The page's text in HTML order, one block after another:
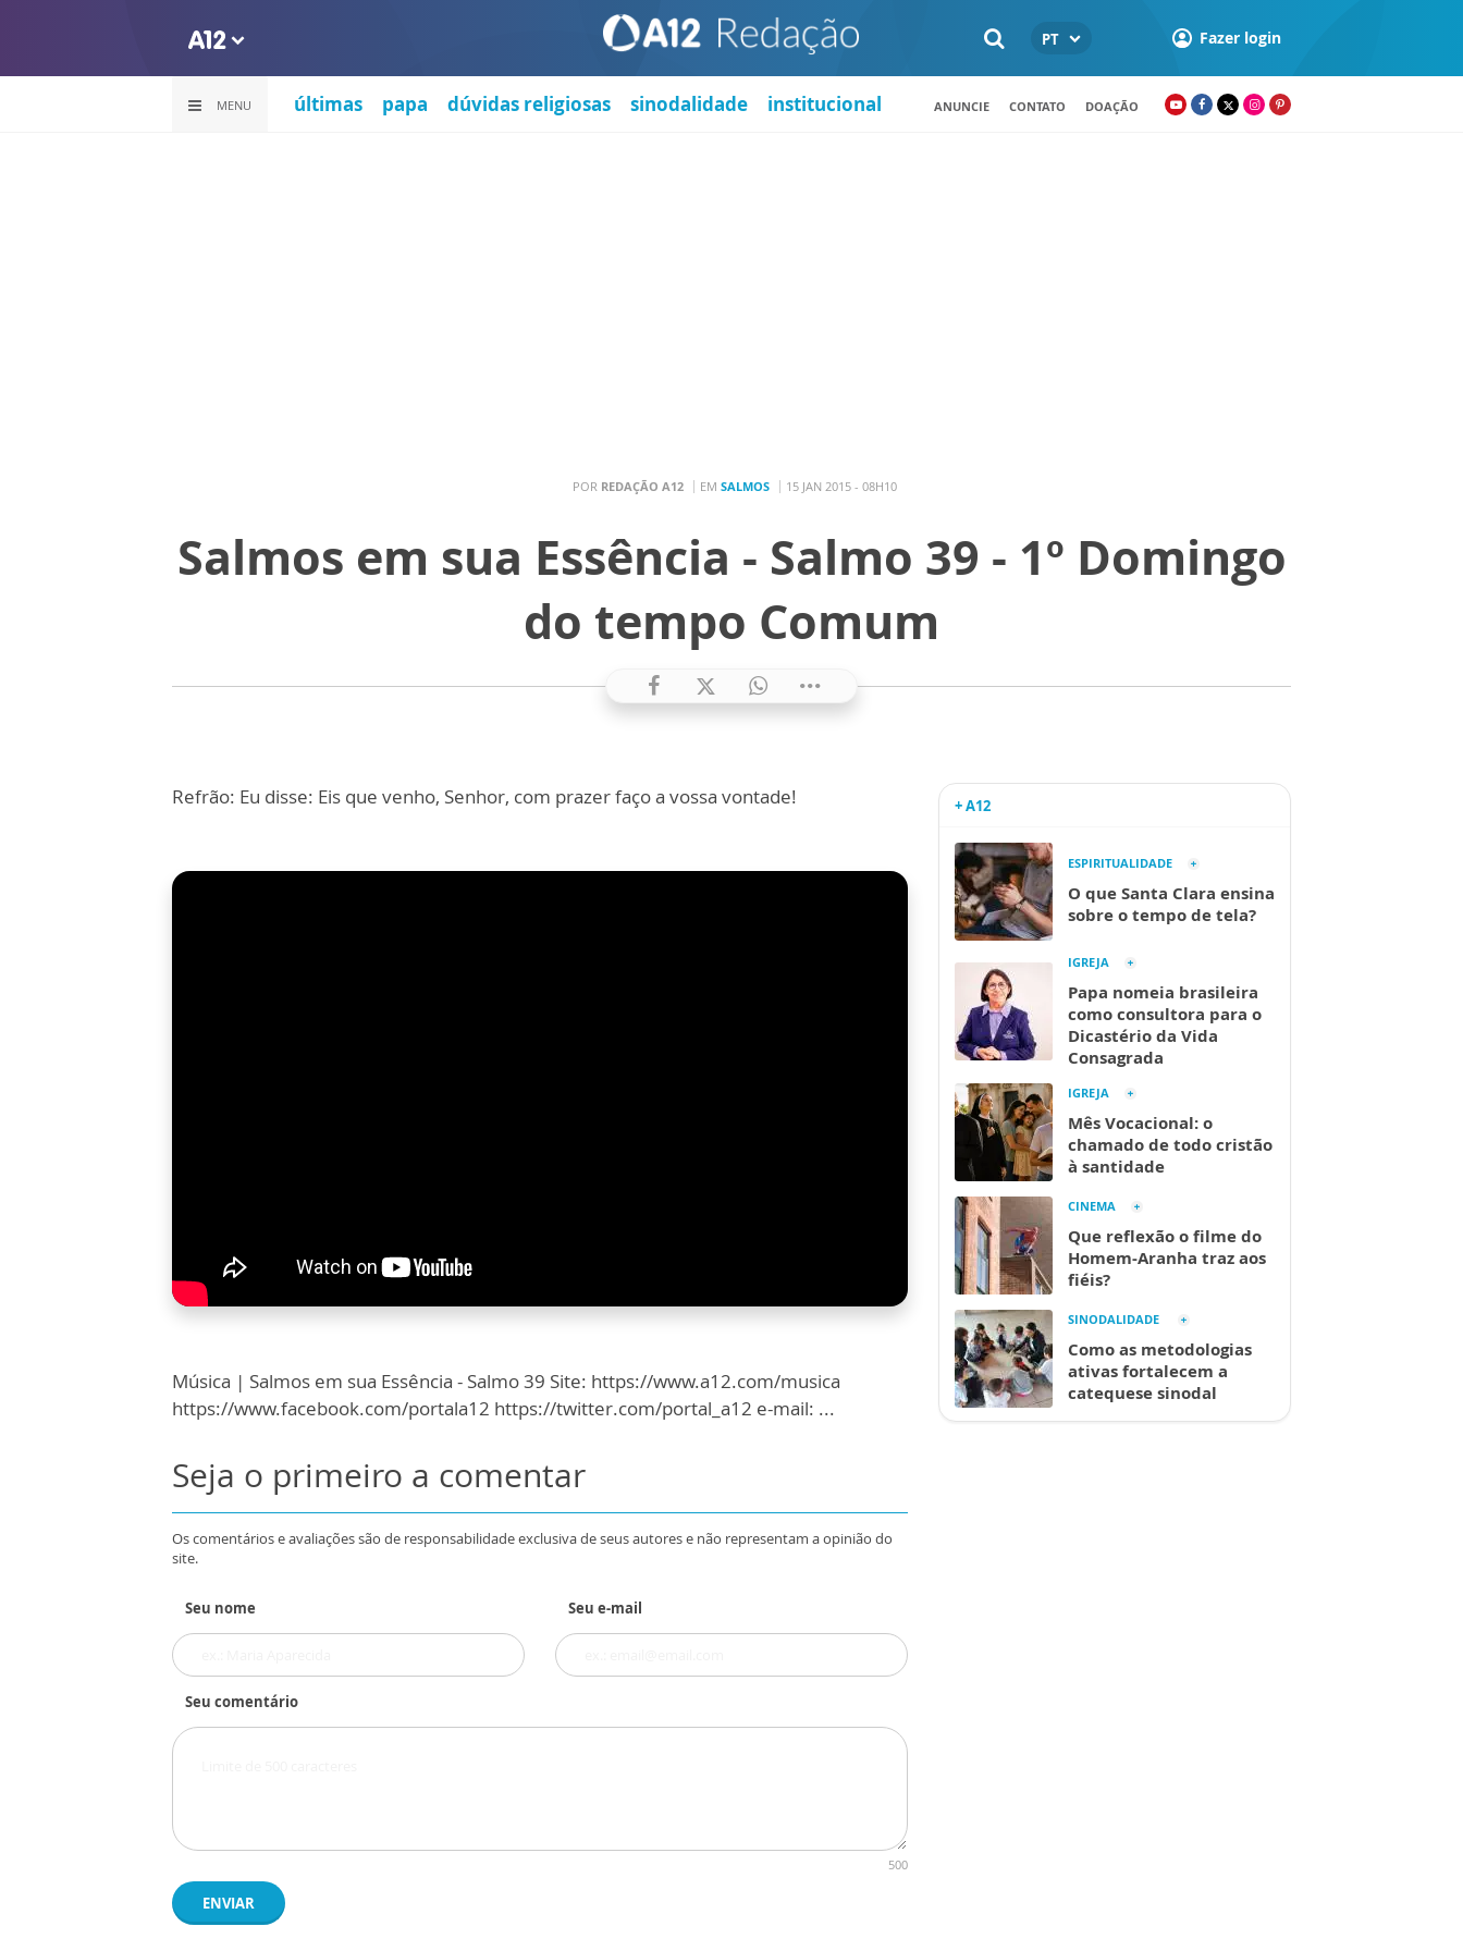
PT Fazer login
MENU últimas papa dúvidas religiosas sinodalidade institucional ANUNCIE CONTATO DOAÇÃO
POR REDAÇÃO A12 EM SALMOS 15 JAN 2015 - 08H10
Salmos em sua Essência - Salmo 39 - 1º Domingo
do tempo Comum
Refrão: Eu disse: Eis que venho, Senhor, com prazer faço a vossa vontade!
Música | Salmos em sua Essência - Salmo 39 Site: https://www.a12.com/musica
https://www.facebook.com/portala12 https://twitter.com/portal_a12 e-mail: ...
Seja o primeiro a comentar
Os comentários e avaliações são de responsabilidade exclusiva de seus autores e não representam a opinião do
site.
Seu nome Seu e-mail
Seu comentário
500
ENVIAR
+ A12
ESPIRITUALIDADE
O que Santa Clara ensina
sobre o tempo de tela?
IGREJA
Papa nomeia brasileira
como consultora para o
Dicastério da Vida
Consagrada
IGREJA
Mês Vocacional: o
chamado de todo cristão
à santidade
CINEMA
Que reflexão o filme do
Homem-Aranha traz aos
fiéis?
SINODALIDADE
Como as metodologias
ativas fortalecem a
catequese sinodal